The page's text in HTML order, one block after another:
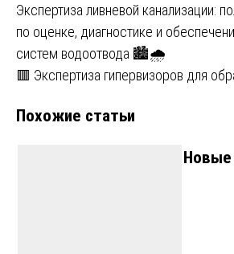
Навигация
по
записям
Экспертиза ливневой канализации:
по оценке, диагностике и
систем водоотвода 🏙️🌧
🟥 Экспертиза гипервизоров для
Похожие статьи
Новые